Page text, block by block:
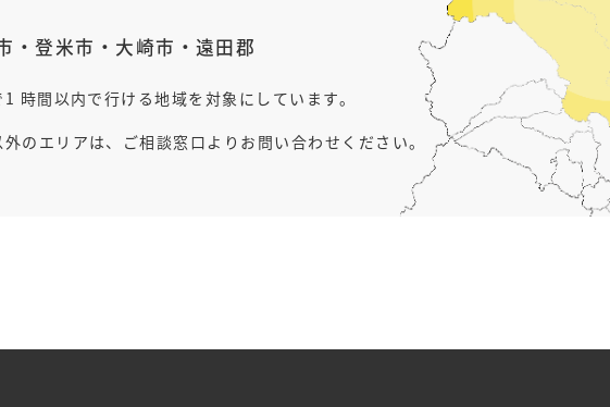
・登米市 ・ 大崎市 ・ 遠田郡
1 時間以内で行ける地域を対象にしています。
外のエリアは、ご相談窓口よりお問い合わせください。